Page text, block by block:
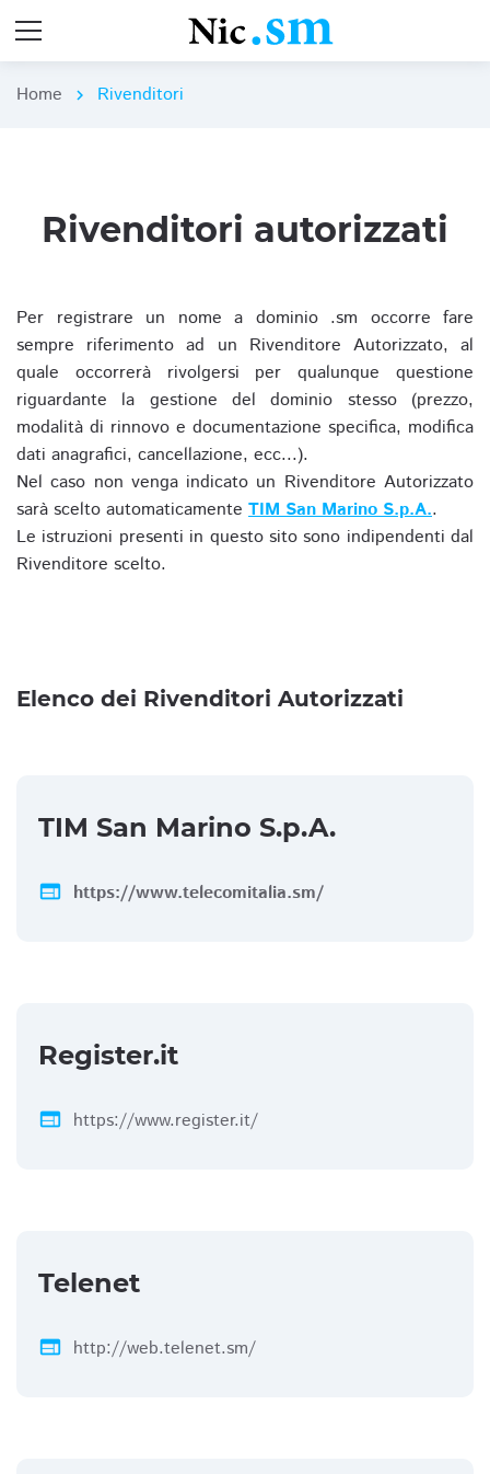
Home chevron_right Rivenditori
Rivenditori autorizzati
Per registrare un nome a dominio .sm occorre fare
sempre riferimento ad un Rivenditore Autorizzato, al
quale occorrerà rivolgersi per qualunque questione
riguardante la gestione del dominio stesso (prezzo,
modalità di rinnovo e documentazione specifica, modifica
dati anagrafici, cancellazione, ecc...).
Nel caso non venga indicato un Rivenditore Autorizzato
sarà scelto automaticamente TIM San Marino S.p.A..
Le istruzioni presenti in questo sito sono indipendenti dal
Rivenditore scelto.
Elenco dei Rivenditori Autorizzati
TIM San Marino S.p.A.
web https://www.telecomitalia.sm/
Register.it
web https://www.register.it/
Telenet
web http://web.telenet.sm/